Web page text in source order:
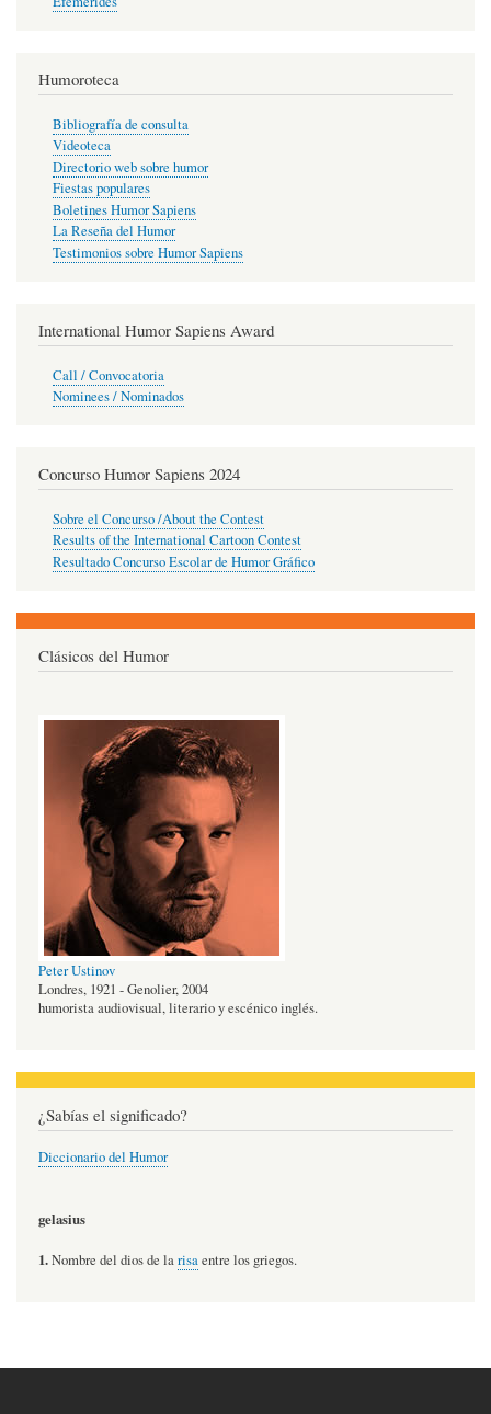
Humoroteca
Bibliografía de consulta
Videoteca
Directorio web sobre humor
Fiestas populares
Boletines Humor Sapiens
La Reseña del Humor
Testimonios sobre Humor Sapiens
International Humor Sapiens Award
Call / Convocatoria
Nominees / Nominados
Concurso Humor Sapiens 2024
Sobre el Concurso /About the Contest
Results of the International Cartoon Contest
Resultado Concurso Escolar de Humor Gráfico
Clásicos del Humor
Peter Ustinov
Londres, 1921 - Genolier, 2004
humorista audiovisual, literario y escénico inglés.
¿Sabías el significado?
Diccionario del Humor
gelasius
1.Nombre del dios de larisaentre los griegos.